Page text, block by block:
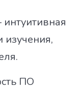
изучения,
ПО